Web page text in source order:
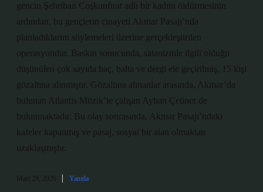
gencin Şehriban Coşkunfırat adlı bir kadını öldürmesinin
ardından, bu gençlerin cinayeti Akmar Pasajı’nda
planladıklarını söylemeleri üzerine gerçekleştirilen
operasyondur. Baskın sonucunda, satanizmle ilgili olduğu
düşünülen çok sayıda haç, balta ve dergi ele geçirilmiş, 15 kişi
gözaltına alınmıştır. Gözaltına alınanlar arasında, Akmar’da
bulunan Atlantis Müzik’te çalışan Ayhan Çetiner de
bulunmaktadır. Bu olay sonrasında, Akmar Pasajı’ndaki
kafeler kapanmış ve pasaj, sosyal bir alan olmaktan
uzaklaşmıştır.
Mart 29, 2026 Yanıtla